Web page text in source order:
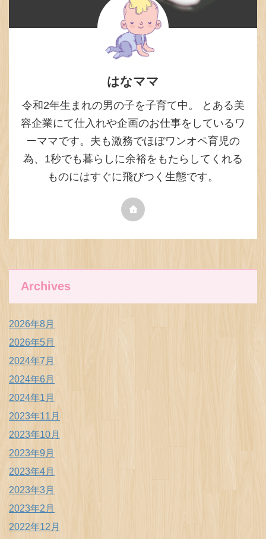
はなママ
令和2年生まれの男の子を子育て中。 とある美
容企業にて仕入れや企画のお仕事をしているワ
ーママです。夫も激務でほぼワンオペ育児の
為、1秒でも暮らしに余裕をもたらしてくれる
ものにはすぐに飛びつく生態です。
Archives
2026年8月
2026年5月
2024年7月
2024年6月
2024年1月
2023年11月
2023年10月
2023年9月
2023年4月
2023年3月
2023年2月
2022年12月